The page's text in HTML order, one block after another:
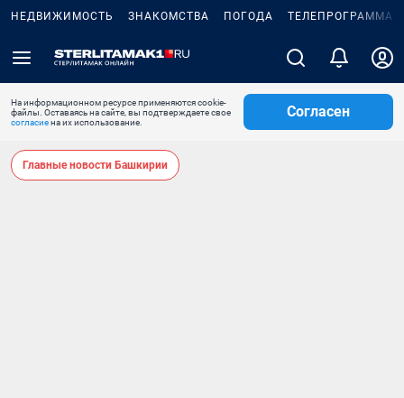
НЕДВИЖИМОСТЬ ЗНАКОМСТВА ПОГОДА ТЕЛЕПРОГРАММА
На информационном ресурсе применяются cookie-
файлы. Оставаясь на сайте, вы подтверждаете свое
согласиена их использование.
Согласен
Главные новости Башкирии